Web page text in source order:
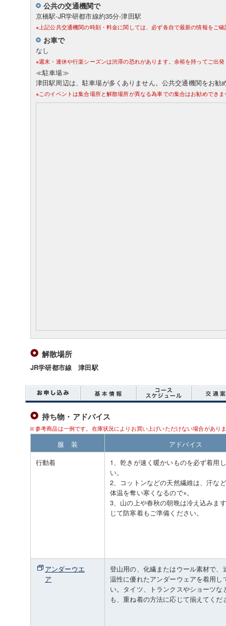
公共の交通機関で
京橋駅-JR学研都市線約35分-津田駅
※上記公共交通機関の時刻・料金に関しては、必ず各自で最新の情報をご
お車で
なし
※週末・連休や行楽シーズンは渋滞の恐れがあります。余裕を持ってご出
≪駐車場≫
津田駅周辺は、駐車場が多くありません。公共交通機関をお勧
※このイベントは集合場所と解散場所が異なる為車での集合はお勧めでき
解散場所
JR学研都市線 津田駅
持ち物・アドバイス
参考商品は一例です。在庫状況によりお買い上げいただけない場合があり
服 装
アドバイス
行動着
1、乾きが速く暖かいものを必ず着用
い。
2、コットンなどの天然繊維は、汗な
体温を奪い寒くなるので×。
3、山の上や春秋の朝晩は冷え込みま
じて防寒着もご準備ください。
アンダーウエ
ア
登山用の、化繊またはウール素材で、
温性に優れたアンダーウェアを着用し
い。タイツ、トランクスやショーツな
も、重ね着の方法に応じて揃えてくだ